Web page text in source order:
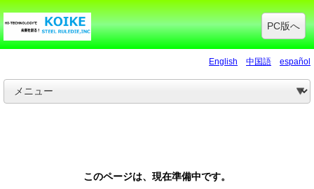
PC版へ
English 中国語 español
このページは、現在準備中です。